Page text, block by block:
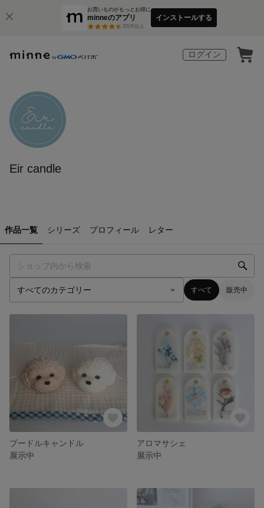
お買いものがもっとお得に
minneのアプリ
3万件以上
インストールする
ログイン
Eir candle
作品一覧 シリーズ プロフィール レター
すべて 販売中
プードルキャンドル
展示中
アロマサシェ
展示中